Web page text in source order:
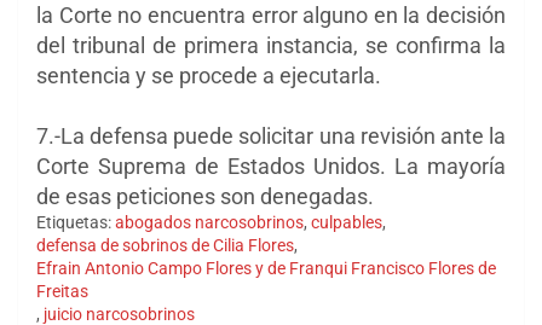
la Corte no encuentra error alguno en la decisión
del tribunal de primera instancia, se confirma la
sentencia y se procede a ejecutarla.
7.-La defensa puede solicitar una revisión ante la
Corte Suprema de Estados Unidos. La mayoría
de esas peticiones son denegadas.
Etiquetas:abogados narcosobrinos, culpables,
defensa de sobrinos de Cilia Flores,
Efrain Antonio Campo Flores y de Franqui Francisco Flores de
Freitas
, juicio narcosobrinos